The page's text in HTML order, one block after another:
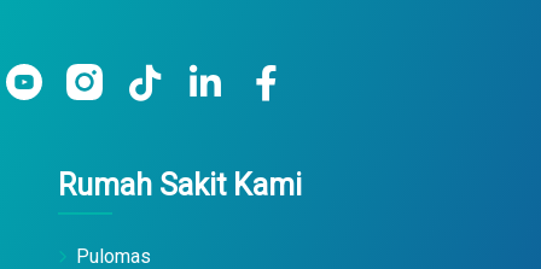
Rumah Sakit Kami
Pulomas